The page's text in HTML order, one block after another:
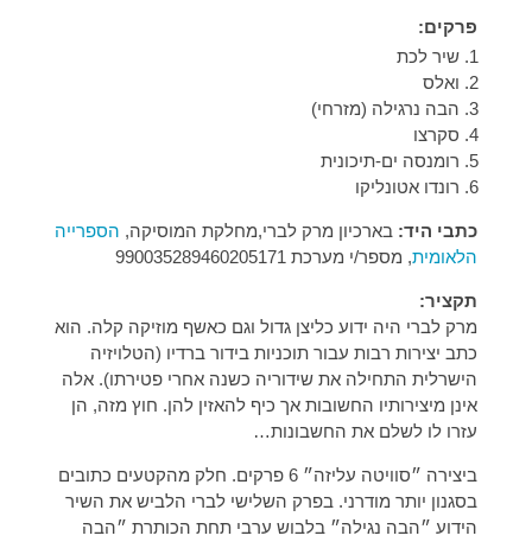
פרקים:
שיר לכת
ואלס
הבה נרגילה (מזרחי)
סקרצו
רומנסה ים-תיכונית
רונדו אטונליקו
כתבי היד: בארכיון מרק לברי,מחלקת המוסיקה, הספרייה
הלאומית, מספר/י מערכת 990035289460205171
תקציר:
מרק לברי היה ידוע כליצן גדול וגם כאשף מוזיקה קלה. הוא
כתב יצירות רבות עבור תוכניות בידור ברדיו (הטלויזיה
הישרלית התחילה את שידוריה כשנה אחרי פטירתו). אלה
אינן מיצירותיו החשובות אך כיף להאזין להן. חוץ מזה, הן
עזרו לו לשלם את החשבונות…
ביצירה ״סוויטה עליזה״ 6 פרקים. חלק מהקטעים כתובים
בסגנון יותר מודרני. בפרק השלישי לברי הלביש את השיר
הידוע ״הבה נגילה״ בלבוש ערבי תחת הכותרת ״הבה